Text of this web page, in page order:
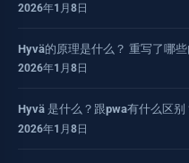
2026年1月8日
Hyvä的原理是什么？ 重写了哪
2026年1月8日
Hyvä 是什么？跟pwa有什么区
2026年1月8日